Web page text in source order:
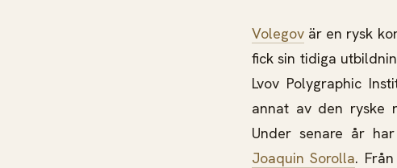
Volegov är en rysk
fick sin tidiga
Lvov Polygraphic
annat av den ryske
Under senare år
Joaquin Sorolla.